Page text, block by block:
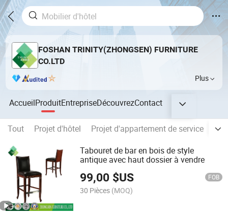
FOSHAN TRINITY(ZHONGSEN) FURNITURE
CO.LTD
Plus
AccueilProduitEntrepriseDécouvrezContact
Tout Projet d'hôtel Projet d'appartement de service
Tabouret de bar en bois de style
antique avec haut dossier à vendre
99,00 $US FOB
30 Pièces (MOQ)